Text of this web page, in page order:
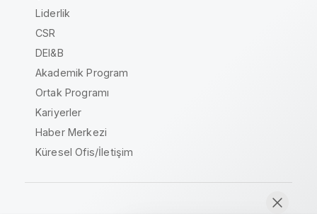
Liderlik
CSR
DEI&B
Akademik Program
Ortak Programı
Kariyerler
Haber Merkezi
Küresel Ofis/İletişim